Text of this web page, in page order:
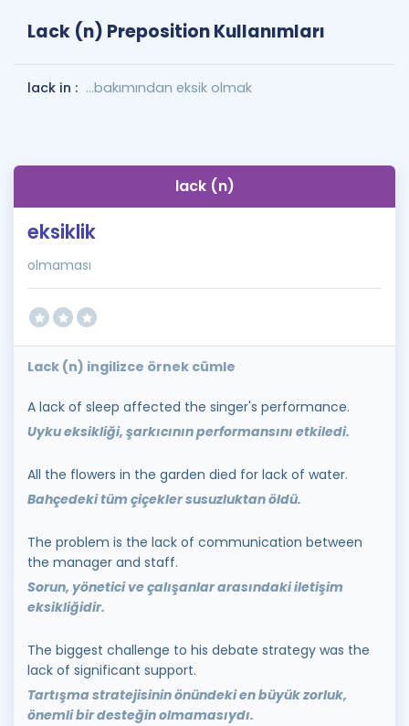
Lack (n) Preposition Kullanımları
lack in : …bakımından eksik olmak
lack (n)
eksiklik
olmaması
Lack (n) ingilizce örnek cümle
A lack of sleep affected the singer's performance.
Uyku eksikliği, şarkıcının performansını etkiledi.
All the flowers in the garden died for lack of water.
Bahçedeki tüm çiçekler susuzluktan öldü.
The problem is the lack of communication between
the manager and staff.
Sorun, yönetici ve çalışanlar arasındaki iletişim
eksikliğidir.
The biggest challenge to his debate strategy was the
lack of significant support.
Tartışma stratejisinin önündeki en büyük zorluk,
önemli bir desteğin olmamasıydı.